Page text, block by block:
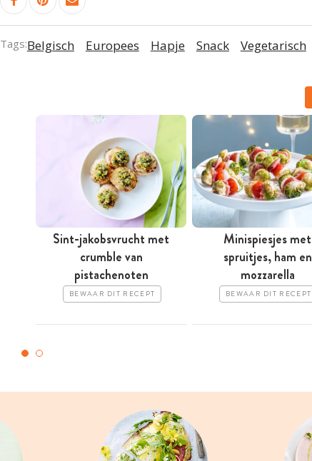
Tags:Belgisch Europees Hapje Snack Vegetarisch
Sint-jakobsvrucht met
crumble van
pistachenoten
BEWAAR DIT RECEPT
Minispiesjes met
spruitjes, ham en
mozzarella
BEWAAR DIT RECEPT